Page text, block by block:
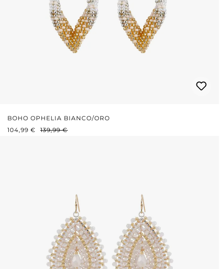
BOHO OPHELIA BIANCO/ORO
PREZZO DI VENDITA:
104,99 € PREZZO NORMALE:
139,99 €